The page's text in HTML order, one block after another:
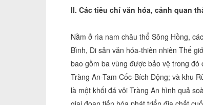
II. Các tiêu chí văn hóa, cảnh quan
Nằm ở rìa nam châu thổ Sông Hồng,
Bình, Di sản văn hóa-thiên nhiên Thế
bao gồm ba vùng được bảo vệ trong
Tràng An-Tam Cốc-Bích Động; và khu
là một khối đá vôi Tràng An hình quả